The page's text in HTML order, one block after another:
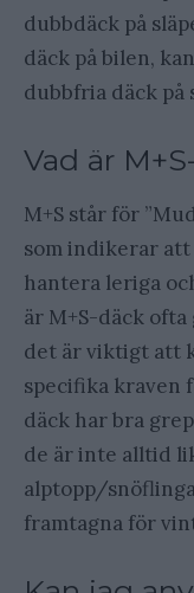
dubbdäck på
däck på bilen,
dubbfria däck på
Vad är
M+S står för
som indikerar
hantera leriga
är M+S-däck
det är viktigt att
specifika kraven
däck har bra
de är inte alltid
alptopp/
framtagna för